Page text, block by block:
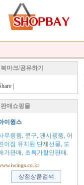
북마크/공유하기
판매쇼핑몰
이윙스
무용품, 문구, 팬시용품, 어
이집 유치원 단제선물, 도
가판매, 초특가할인판매.